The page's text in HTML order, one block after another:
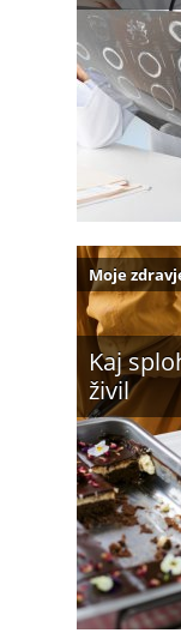
Kaj
živil
Moje